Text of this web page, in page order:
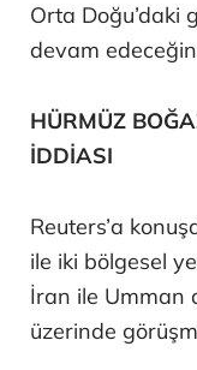
Orta Doğu’daki
devam
HÜRMÜZ
İDDİASI
Reuters’a
ile iki bölgesel
İran ile Umman
üzerinde